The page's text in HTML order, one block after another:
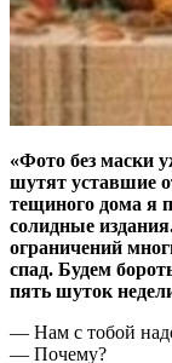
«Фото без маски
шутят уставшие
тещиного дома я
солидные
ограничений
спад. Будем
пять шуток
— Нам с тобой надо
— Почему?